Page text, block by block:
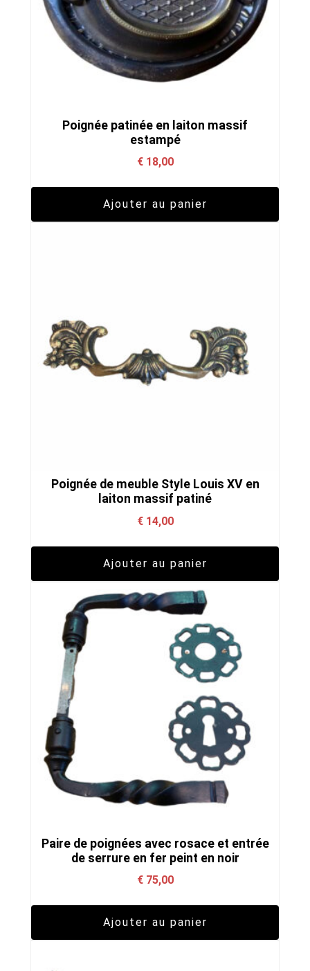
Poignée patinée en laiton massif
estampé
€18,00
Ajouter au panier
Poignée de meuble Style Louis XV en
laiton massif patiné
€14,00
Ajouter au panier
Paire de poignées avec rosace et entrée
de serrure en fer peint en noir
€75,00
Ajouter au panier